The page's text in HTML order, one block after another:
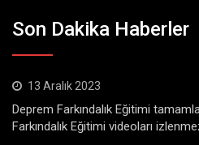
Son Dakika Haberler
13 Aralık 2023
Deprem Farkındalık Eğitimi
Farkındalık Eğitimi videoları